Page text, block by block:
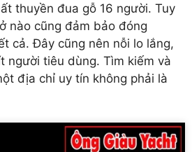
thuyền đua gỗ 16 người. Tuy
nào cũng đảm bảo đóng
cả. Đây cũng nên nỗi lo lắng,
người tiêu dùng. Tìm kiếm và
địa chỉ uy tín không phải là